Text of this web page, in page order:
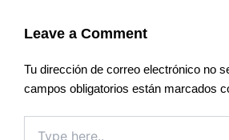
Leave a Comment
Tu dirección de correo electrónico no
campos obligatorios están marcados